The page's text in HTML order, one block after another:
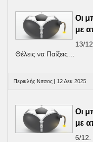
Οι
με
13/
Θέλεις να Παίξεις…
Περικλής Νιτσος | 12 Δεκ 2025
Οι
με
6/12.